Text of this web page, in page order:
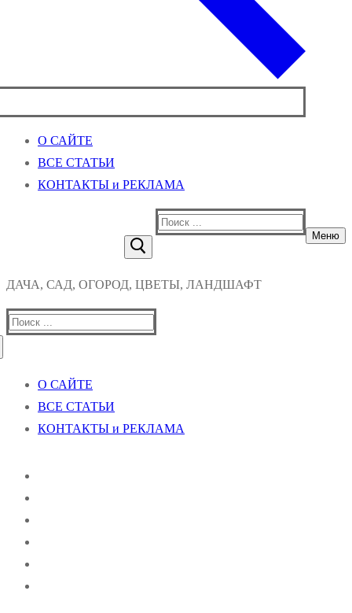
О САЙТЕ
ВСЕ СТАТЬИ
КОНТАКТЫ и РЕКЛАМА
Найти:
Меню
ДАЧА, САД, ОГОРОД, ЦВЕТЫ, ЛАНДШАФТ
Найти:
О САЙТЕ
ВСЕ СТАТЬИ
КОНТАКТЫ и РЕКЛАМА